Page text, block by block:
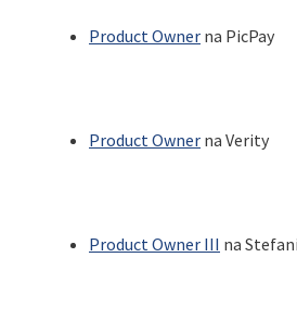
Product Owner na PicPay
Product Owner na Verity
Product Owner III na